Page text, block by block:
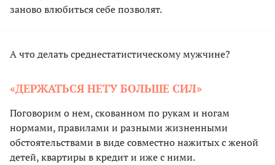
заново влюбиться себе позволят.
А что делать среднестатистическому мужчине?
«ДЕРЖАТЬСЯ НЕТУ БОЛЬШЕ СИЛ»
Поговорим о нем, скованном по рукам и ногам
нормами, правилами и разными жизненными
обстоятельствами в виде совместно нажитых с женой
детей, квартиры в кредит и иже с ними.